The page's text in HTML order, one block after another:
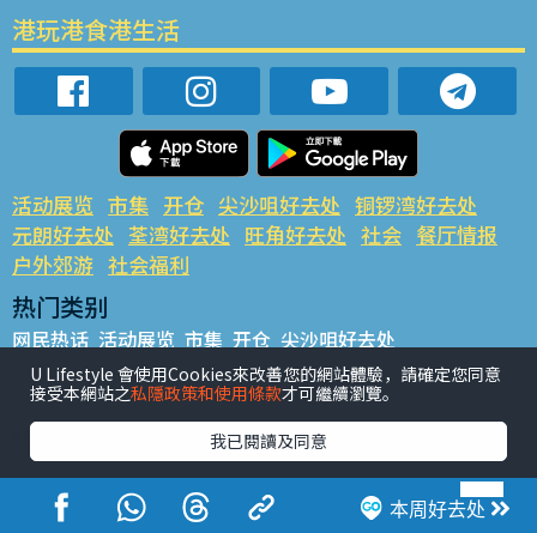
本周好去处
港玩港食港生活
活动展览 市集 开仓 尖沙咀好去处 铜锣湾好去处
元朗好去处 荃湾好去处 旺角好去处 社会 餐厅情报
户外郊游 社会福利
热门类别
网民热话 活动展览 市集 开仓 尖沙咀好去处
铜锣湾好去处 元朗好去处 荃湾好去处 旺角好去处 社会
餐厅情报 户外郊游
热门标签
#UGO揾好去处 #人气活动推介 #美食社群热话
#亲子玩乐好去处
#ULifestyle应用程式
#限时抢
U Lifestyle 會使用Cookies來改善您的網站體驗，請確定您同意
接受本網站之私隱政策和使用條款才可繼續瀏覽。
我已閱讀及同意